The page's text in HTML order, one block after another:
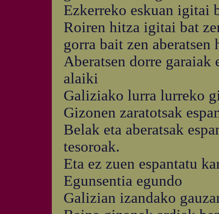
Ezkerreko eskuan igitai
Roiren hitza igitai bat
gorra bait zen aberatsen
Aberatsen dorre garaiak
alaiki
Galiziako lurra lurreko
Gizonen zaratotsak
Belak eta aberatsak
tesoroak.
Eta ez zuen espantatu
Egunsentia egundo
Galizian izandako